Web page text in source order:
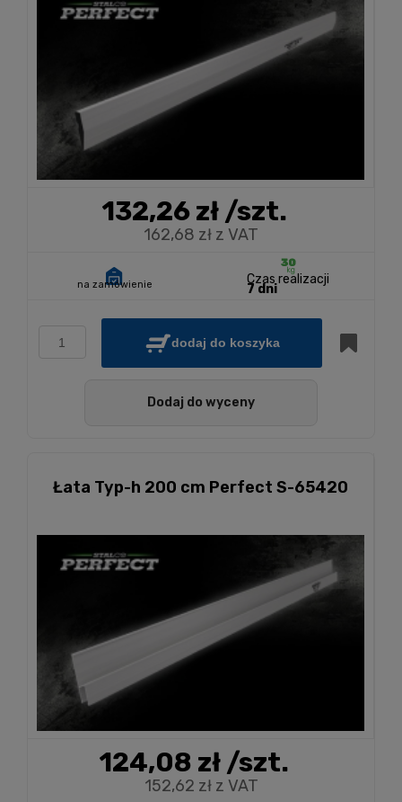
132,26 zł/szt.
162,68 zł z VAT
na zamówienie Czas realizacji
7 dni
dodaj do koszyka
Dodaj do wyceny
Łata Typ-h 200 cm Perfect S-65420
124,08 zł/szt.
152,62 zł z VAT